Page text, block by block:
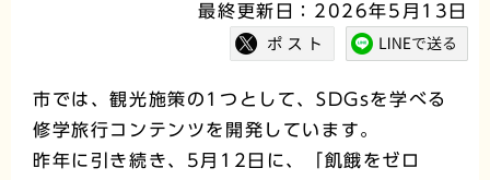
最終更新日：2026年5月13日
市では、観光施策の1つとして、SDGsを学べる
修学旅行コンテンツを開発しています。
昨年に引き続き、5月12日に、「飢餓をゼロ